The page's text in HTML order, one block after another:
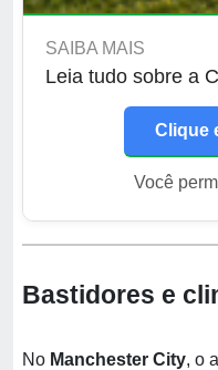
SAIBA MAIS
Leia tudo sobre a
Clique
Você
Bastidores e
No Manchester City, o